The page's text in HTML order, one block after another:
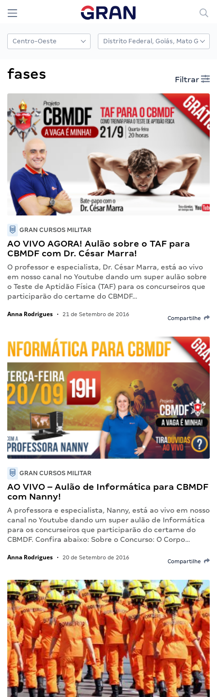
fases Filtrar
GRAN CURSOS MILITAR
AO VIVO AGORA! Aulão sobre o TAF para
CBMDF com Dr. César Marra!
O professor e especialista, Dr. César Marra, está ao vivo
em nosso canal no Youtube dando um super aulão sobre
o Teste de Aptidão Física (TAF) para os concurseiros que
participarão do certame do CBMDF…
Anna Rodrigues • 21 de Setembro de 2016
Compartilhe
GRAN CURSOS MILITAR
AO VIVO – Aulão de Informática para CBMDF
com Nanny!
A professora e especialista, Nanny, está ao vivo em nosso
canal no Youtube dando um super aulão de Informática
para os concurseiros que participarão do certame do
CBMDF. Confira abaixo: Sobre o Concurso: O Corpo…
Anna Rodrigues • 20 de Setembro de 2016
Compartilhe